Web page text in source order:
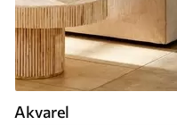
Akvarel